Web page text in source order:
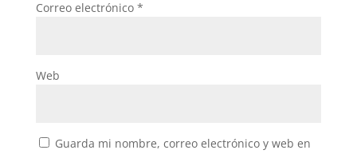
Correo electrónico *
Web
Guarda mi nombre, correo electrónico y web en